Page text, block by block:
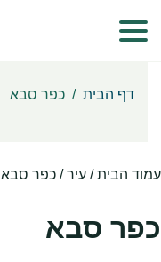
דף הבית / כפר סבא
עמוד הבית/ עיר / כפר סבא
כפר סבא